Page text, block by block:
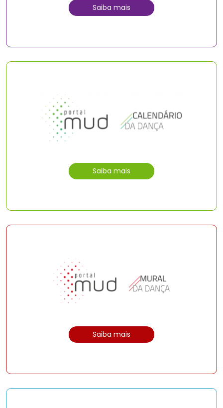
Saiba mais
Saiba mais
Saiba mais